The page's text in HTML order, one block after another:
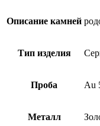
Описание камней
Тип изделия
Проба Au
Металл